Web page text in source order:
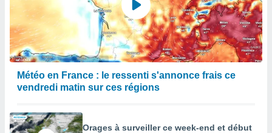
Météo en France : le ressenti s'annonce frais ce
vendredi matin sur ces régions
Orages à surveiller ce week-end et début